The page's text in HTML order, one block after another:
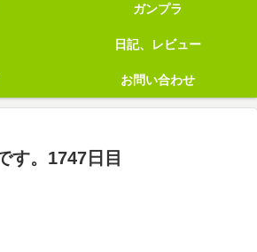
ガンプラ
日記、レビュー
お問い合わせ
す。1747日目